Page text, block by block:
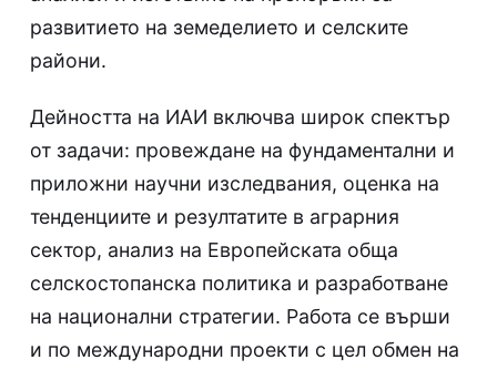
развитието на земеделието и селските
райони.
Дейността на ИАИ включва широк спектър
от задачи: провеждане на фундаментални и
приложни научни изследвания, оценка на
тенденциите и резултатите в аграрния
сектор, анализ на Европейската обща
селскостопанска политика и разработване
на национални стратегии. Работа се върши
и по международни проекти с цел обмен на